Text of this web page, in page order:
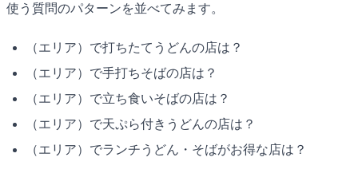
使う質問のパターンを並べてみます。
（エリア）で打ちたてうどんの店は？
（エリア）で手打ちそばの店は？
（エリア）で立ち食いそばの店は？
（エリア）で天ぷら付きうどんの店は？
（エリア）でランチうどん・そばがお得な店は？